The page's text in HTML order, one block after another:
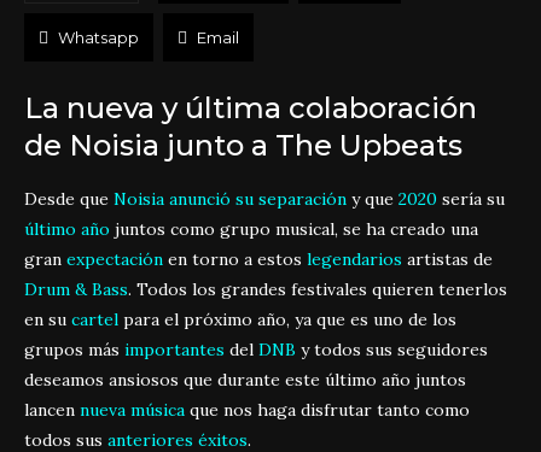
Whatsapp Email
La nueva y última colaboración
de Noisia junto a The Upbeats
Desde que Noisia anunció su separación y que 2020 sería su
último año juntos como grupo musical, se ha creado una
gran expectación en torno a estos legendarios artistas de
Drum & Bass. Todos los grandes festivales quieren tenerlos
en su cartel para el próximo año, ya que es uno de los
grupos más importantes del DNB y todos sus seguidores
deseamos ansiosos que durante este último año juntos
lancen nueva música que nos haga disfrutar tanto como
todos sus anteriores éxitos.